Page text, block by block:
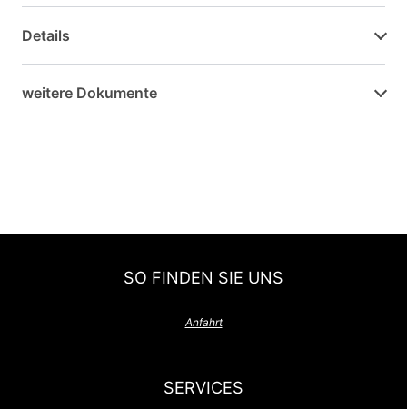
Details
weitere Dokumente
SO FINDEN SIE UNS
Anfahrt
SERVICES